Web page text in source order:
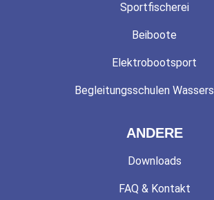
Sportfischerei
Beiboote
Elektrobootsport
Begleitungsschulen
ANDERE
Downloads
FAQ & Kontakt